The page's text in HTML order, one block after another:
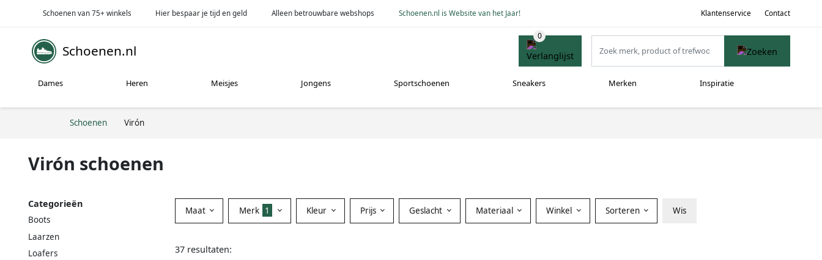
Schoenen van 75+ winkels Hier bespaar je tijd en geld Alleen betrouwbare webshops Schoenen.nl is Website van het Jaar! Klantenservice Contact
Schoenen.nl
Dames Heren Meisjes Jongens Sportschoenen Sneakers Merken Inspiratie
Schoenen Virón
Virón schoenen
Categorieën
Boots
Laarzen
Loafers
Maat Merk 1 Kleur Prijs Geslacht Materiaal Winkel Sorteren Wis
37 resultaten: